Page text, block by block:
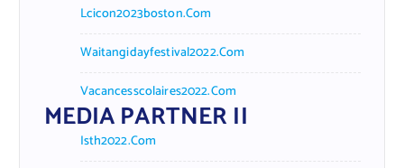
Lcicon2023boston.com
Waitangidayfestival2022.com
Vacancesscolaires2022.com
MEDIA PARTNER II
Isth2022.com